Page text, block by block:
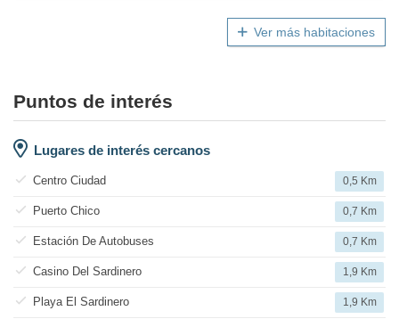
Ver más habitaciones
Puntos de interés
Lugares de interés cercanos
Centro Ciudad 0,5 Km
Puerto Chico 0,7 Km
Estación De Autobuses 0,7 Km
Casino Del Sardinero 1,9 Km
Playa El Sardinero 1,9 Km